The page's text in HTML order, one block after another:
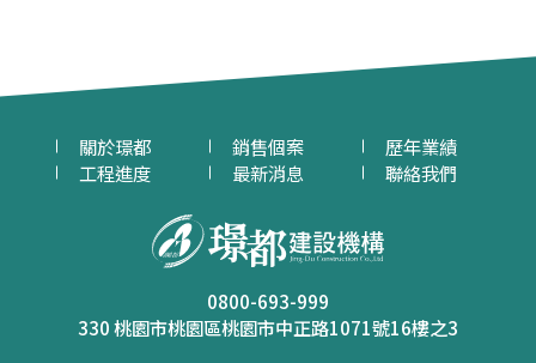
關於璟都 銷售個案
歷年業績
工程進度
最新消息 聯絡我們
0800-693-999
330 桃園市桃園區桃園市中正路1071號16樓之3